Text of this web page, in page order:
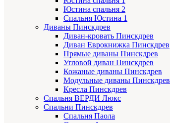
Юстина спальня 2
Спальня Юстина 1
Диваны Пинскдрев
Диван-кровать Пинскдрев
Диван Еврокнижка Пинскдрев
Прямые диваны Пинскдрев
Угловой диван Пинскдрев
Кожаные диваны Пинскдрев
Модульные диваны Пинскдрев
Кресла Пинскдрев
Спальня ВЕРДИ Люкс
Спальни Пинскдрев
Спальня Паола